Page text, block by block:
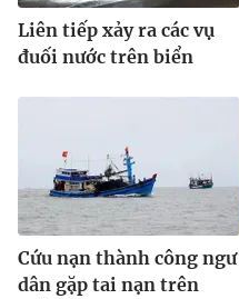
Liên tiếp xảy ra các vụ
đuối nước trên biển
Cứu nạn thành công ngư
dân gặp tai nạn trên